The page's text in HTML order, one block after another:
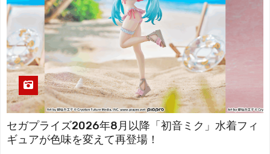
セガプライズ2026年8月以降「初音ミク」水着フィ
ギュアが色味を変えて再登場！